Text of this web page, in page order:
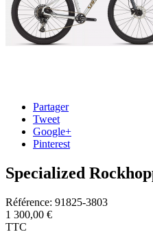
Partager
Tweet
Google+
Pinterest
Specialized
Référence: 91825-3803
1 300,00 €
TTC